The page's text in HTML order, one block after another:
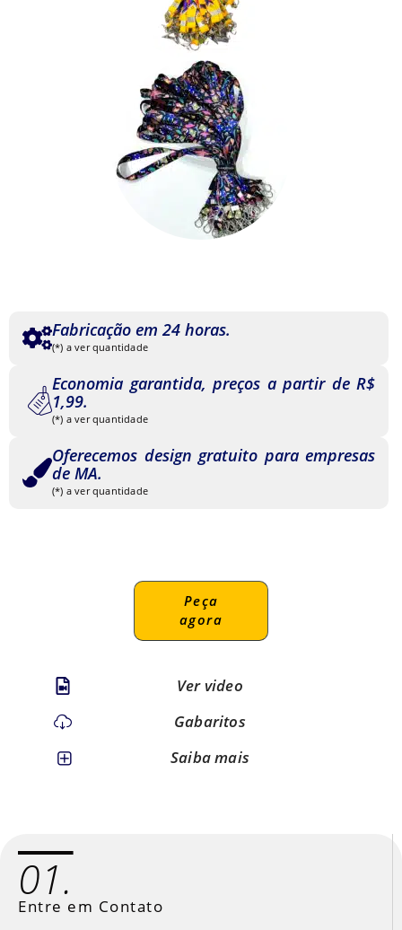
Fabricação em 24 horas.
(*) a ver quantidade
Economia garantida, preços a partir de R$
1,99.
(*) a ver quantidade
Oferecemos design gratuito para empresas
de MA.
(*) a ver quantidade
Peça
agora
Ver video
Gabaritos
Saiba mais
01.
Entre em Contato